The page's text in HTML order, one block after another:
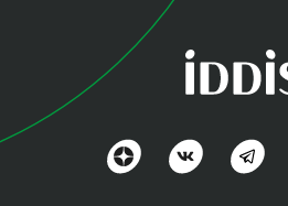
коллекция
Слайд (Slide)